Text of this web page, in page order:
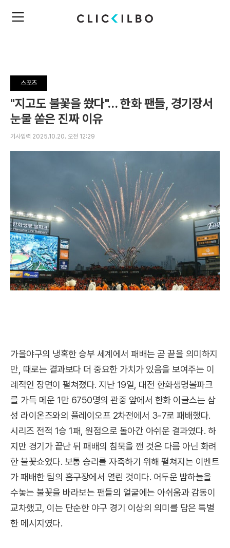
주
뉴
펼
치
기
스포츠
"지고도 불꽃을 쐈다"… 한화 팬들, 경기장서
눈물 쏟은 진짜 이유
기사입력 2025.10.20. 오전 12:29
가을야구의 냉혹한 승부 세계에서 패배는 곧 끝을 의미하지
만, 때로는 결과보다 더 중요한 가치가 있음을 보여주는 이
례적인 장면이 펼쳐졌다. 지난 19일, 대전 한화생명볼파크
를 가득 메운 1만 6750명의 관중 앞에서 한화 이글스는 삼
성 라이온즈와의 플레이오프 2차전에서 3-7로 패배했다.
시리즈 전적 1승 1패, 원점으로 돌아간 아쉬운 결과였다. 하
지만 경기가 끝난 뒤 패배의 침묵을 깬 것은 다름 아닌 화려
한 불꽃쇼였다. 보통 승리를 자축하기 위해 펼쳐지는 이벤트
가 패배한 팀의 홈구장에서 열린 것이다. 어두운 밤하늘을
수놓는 불꽃을 바라보는 팬들의 얼굴에는 아쉬움과 감동이
교차했고, 이는 단순한 야구 경기 이상의 의미를 담은 특별
한 메시지였다.